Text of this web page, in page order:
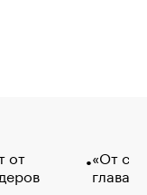
от
«От
глава